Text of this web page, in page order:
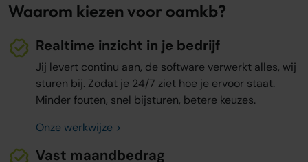
Waarom kiezen voor oamkb?
Realtime inzicht in je bedrijf
Jij levert continu aan, de software verwerkt alles, wij
sturen bij. Zodat je 24/7 ziet hoe je ervoor staat.
Minder fouten, snel bijsturen, betere keuzes.
Onze werkwijze >
Vast maandbedrag